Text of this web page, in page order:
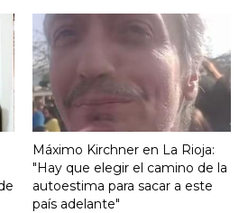
Máximo Kirchner en La Rioja:
"Hay que elegir el camino de la
autoestima para sacar a este
país adelante"